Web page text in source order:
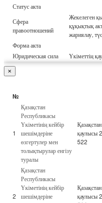
Статус акта
Сфера
правоотношений
Жекелеген
құқықтық
жариялау,
Форма акта
Юридическая сила
Үкіметтің
×
№
1
Қазақстан
Республикасы
Үкіметінің кейбір
шешімдеріне
өзгертулер мен
толықтырулар енгізу
туралы
қаулысы
522
2
Қазақстан
Республикасы
Үкіметінің кейбір
шешімдеріне
қаулысы